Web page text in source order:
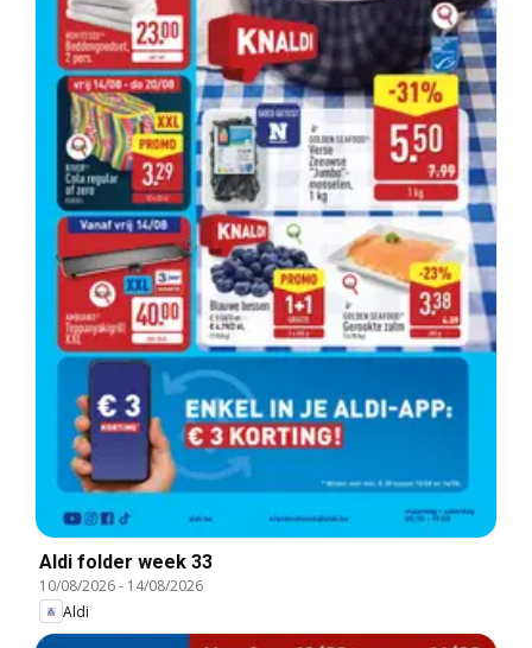
Aldi folder week 33
10/08/2026- 14/08/2026
Aldi